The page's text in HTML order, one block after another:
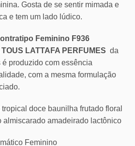
Gosta de se sentir mimada e
e tem um lado lúdico.
Feminino F936
LATTAFA PERFUMES da
produzido com essência
com a mesma formulação
tropical doce baunilha frutado floral
almiscarado amadeirado lactônico
Feminino